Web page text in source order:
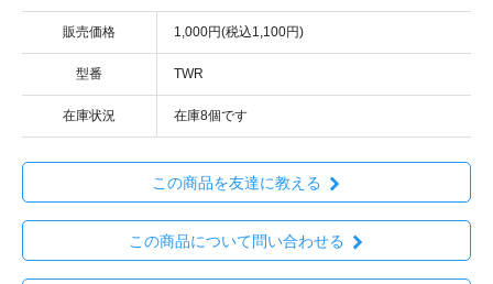
販売価格 1,000円(税込1,100円)
型番 TWR
在庫状況 在庫8個です
この商品を友達に教える
この商品について問い合わせる